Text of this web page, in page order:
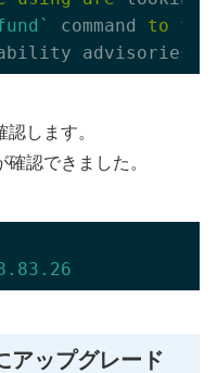
command to
advisories
します。
認できました。
.26
アップグレード